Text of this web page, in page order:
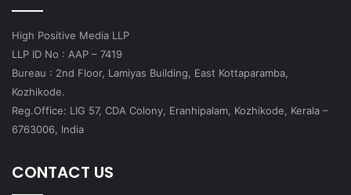
High Positive Media LLP
LLP ID No : AAP – 7419
Bureau : 2nd Floor, Lamiyas Building, East Kottaparamba,
Kozhikode.
Reg.Office: LIG 57, CDA Colony, Eranhipalam, Kozhikode, Kerala –
6763006, India
CONTACT US